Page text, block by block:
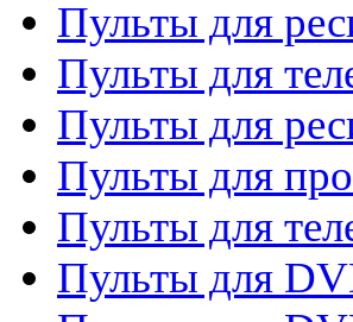
Пульты для
Пульты для
Пульты для
Пульты для
Пульты для
Пульты для